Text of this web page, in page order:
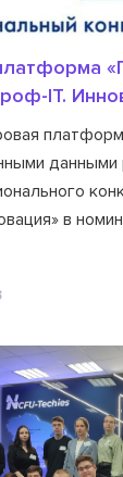
IT.
данными
в